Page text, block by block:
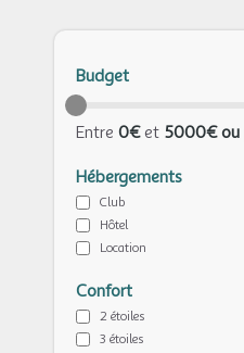
Budget
Entre 0€et 5000€ ou
Hébergements
Club
Hôtel
Location
Confort
2 étoiles
3 étoiles